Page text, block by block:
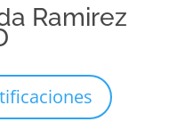
Ramirez